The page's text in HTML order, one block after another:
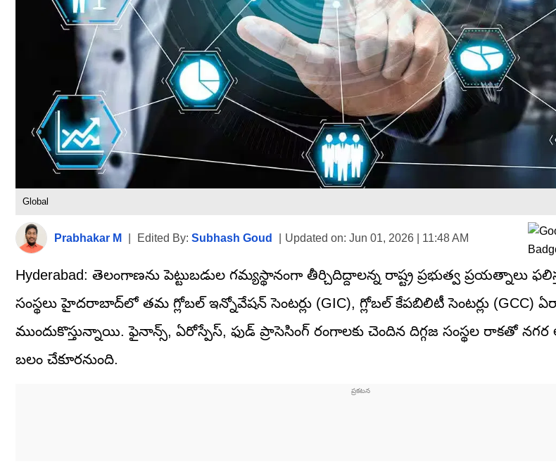
Global
Prabhakar M Edited By: Subhash Goud Updated on: Jun 01, 2026 | 11:48 AM
Hyderabad: తెలంగాణను పెట్టుబడుల గమ్యస్థానంగా తీర్చిదిద్దాలన్న రాష్ట్ర ప్రభుత్వ ప్రయత్నాలు
సంస్థలు హైదరాబాద్‌లో తమ గ్లోబల్ ఇన్నోవేషన్ సెంటర్లు (GIC), గ్లోబల్ కేపబిలిటీ సెంటర్లు (GCC)
ముందుకొస్తున్నాయి. ఫైనాన్స్, ఏరోస్పేస్, ఫుడ్ ప్రాసెసింగ్ రంగాలకు చెందిన దిగ్గజ సంస్థల రాకతో నగర
బలం చేకూరనుంది.